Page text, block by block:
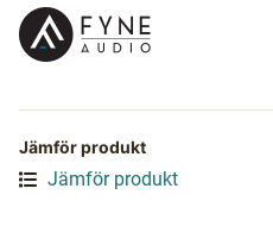
Jämför produkt
Jämför produkt